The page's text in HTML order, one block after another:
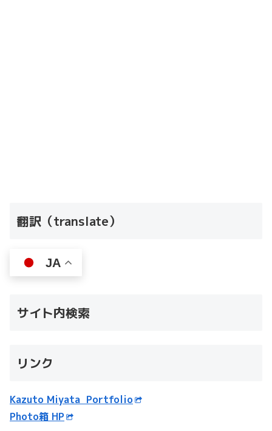
翻訳（translate）
JA
サイト内検索
リンク
Kazuto Miyata Portfolio
Photo箱 HP